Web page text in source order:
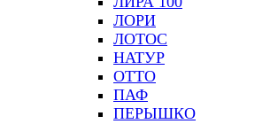
ЛОРИ
ЛОТОС
НАТУР
ОТТО
ПАФ
ПЕРЫШКО